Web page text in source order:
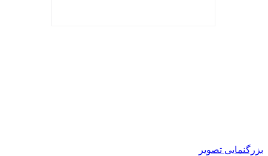
بزرگنمایی تصویر